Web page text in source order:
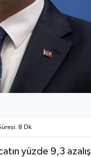
8 Dk
yüzde 9,3